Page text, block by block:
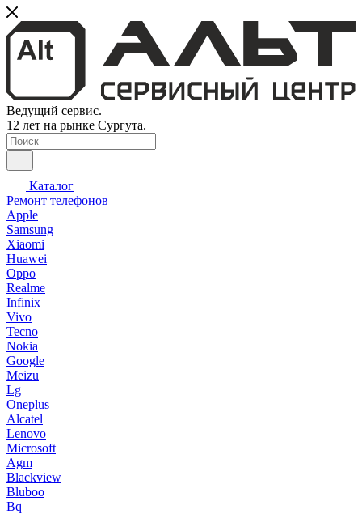
Ведущий сервис.
12 лет на рынке Сургута.
Каталог
Ремонт телефонов
Apple
Samsung
Xiaomi
Huawei
Oppo
Realme
Infinix
Vivo
Tecno
Nokia
Google
Meizu
Lg
Oneplus
Alcatel
Lenovo
Microsoft
Agm
Blackview
Bluboo
Bq